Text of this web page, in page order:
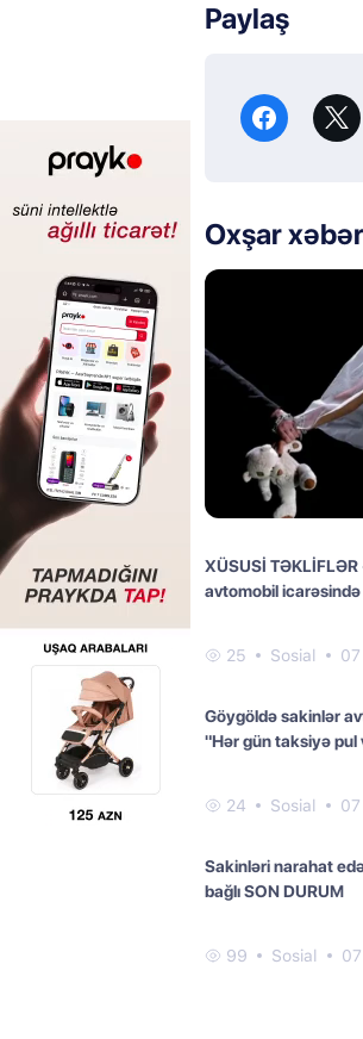
Paylaş
Oxşar
XÜSUSİ TƏKLİFLƏR
avtomobil
25 Sosial
Göygöldə sakinlər
"Hər gün taksiyə pul
24 Sosial
Sakinləri narahat
bağlı SON DURUM
99 Sosial